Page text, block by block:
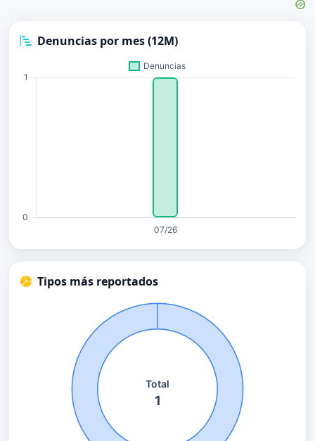
Denuncias por mes (12M)
Tipos más reportados